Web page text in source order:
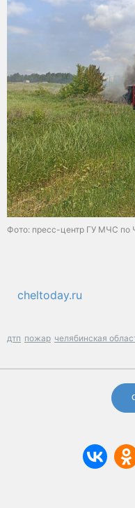
Фото: пресс-центр ГУ МЧС по
cheltoday.ru
дтп пожар челябинская